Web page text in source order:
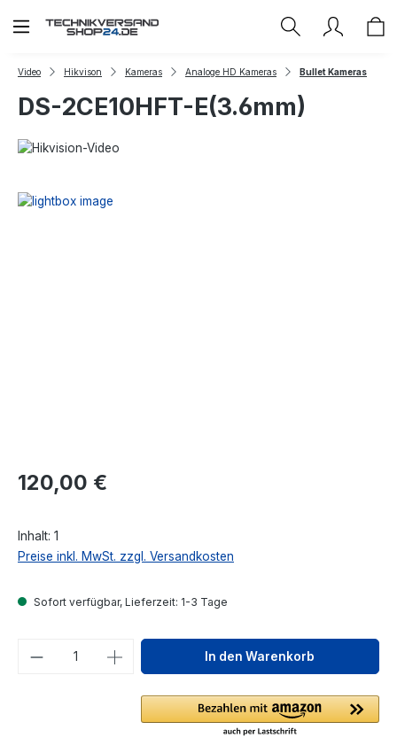
Zum Hauptinhalt springen
Video Hikvison Kameras Analoge HD Kameras Bullet Kameras
DS-2CE10HFT-E(3.6mm)
Regulärer Preis:
120,00 €
Inhalt: 1
Preise inkl. MwSt. zzgl. Versandkosten
Sofort verfügbar, Lieferzeit: 1-3 Tage
Produkt Anzahl: Gib denIn den Warenkorb